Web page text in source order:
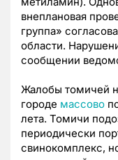
внеплановая
группа»
области.
сообщении
Жалобы томичей
городе массово
лета. Томичи
периодически
свинокомплекс,